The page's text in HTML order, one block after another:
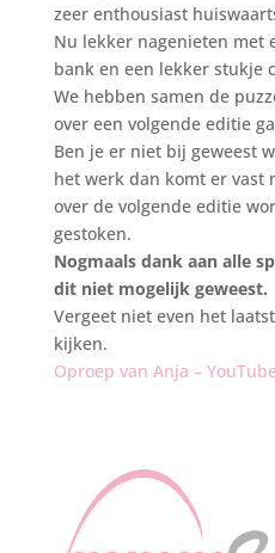
zeer enthousiast
Nu lekker nagenieten met
bank en een lekker stukje
We hebben samen de
over een volgende editie
Ben je er niet bij geweest
het werk dan komt er vast
over de volgende editie
gestoken.
Nogmaals dank aan alle
dit niet mogelijk geweest.
Vergeet niet even het
kijken.
Oproep van Anja – YouTube